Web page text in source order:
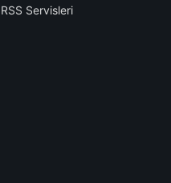
RSS Servisleri